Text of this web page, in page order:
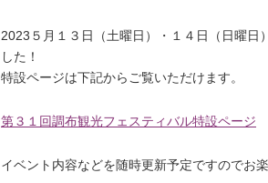
2023５月１３日（土曜日）・１４日（日曜日
した！
特設ページは下記からご覧いただけます。
第３１回調布観光フェスティバル特設ページ
イベント内容などを随時更新予定ですのでお楽